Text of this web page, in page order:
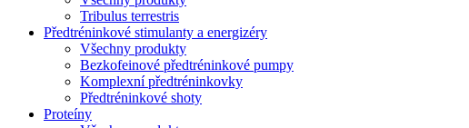
Tribulus terrestris
Předtréninkové stimulanty a energizéry
Všechny produkty
Bezkofeinové předtréninkové pumpy
Komplexní předtréninkovky
Předtréninkové shoty
Proteíny